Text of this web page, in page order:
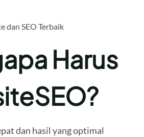
dan SEO Terbaik
Harus
dan hasil yang optimal